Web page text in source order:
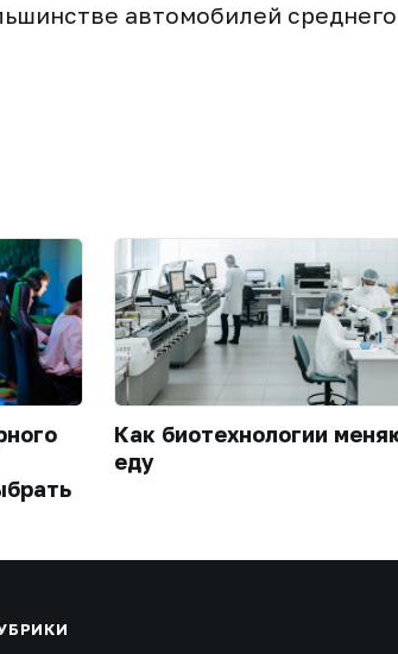
автомобилей
Как биотехнологии
еду